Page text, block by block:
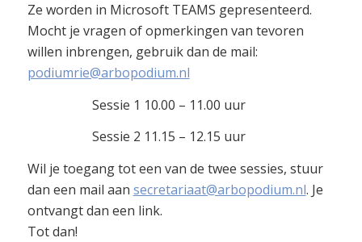
Ze worden in Microsoft TEAMS gepresenteerd.
Mocht je vragen of opmerkingen van tevoren
willen inbrengen, gebruik dan de mail:
podiumrie@arbopodium.nl
Sessie 1 10.00 – 11.00 uur
Sessie 2 11.15 – 12.15 uur
Wil je toegang tot een van de twee sessies, stuur
dan een mail aan secretariaat@arbopodium.nl. Je
ontvangt dan een link.
Tot dan!